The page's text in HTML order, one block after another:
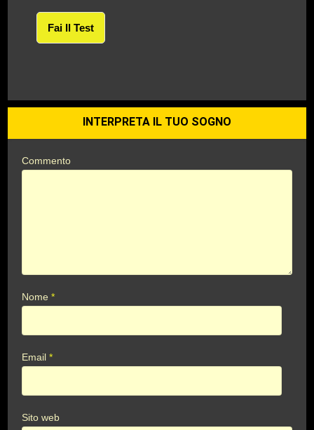
Fai Il Test
INTERPRETA IL TUO SOGNO
Commento
Nome*
Email*
Sito web